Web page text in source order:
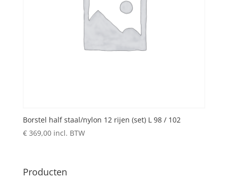
Borstel half staal/nylon 12 rijen (set) L 98 / 102
€369,00 incl. BTW
Producten